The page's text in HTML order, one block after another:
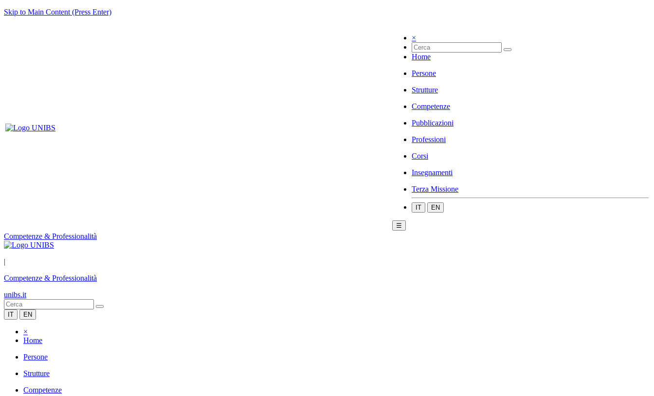
Skip to Main Content (Press Enter)
×
Home
Persone
Strutture
Competenze
Pubblicazioni
Professioni
Corsi
Insegnamenti
Terza Missione
IT EN
☰
Competenze & Professionalità
|
Competenze & Professionalità
unibs.it
IT EN
×
Home
Persone
Strutture
Competenze